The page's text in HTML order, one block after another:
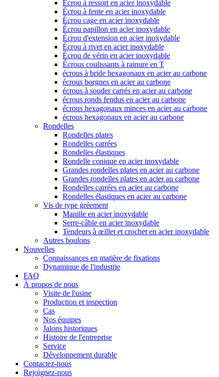
Écrou à ressort en acier inoxydable
Écrou à fente en acier inoxydable
Écrou cage en acier inoxydable
Écrou papillon en acier inoxydable
Écrou d'extension en acier inoxydable
Écrou à rivet en acier inoxydable
Écrou de vérin en acier inoxydable
Écrous coulissants à rainure en T
écrous à bride hexagonaux en acier au carbone
écrous borgnes en acier au carbone
écrous à souder carrés en acier au carbone
écrous ronds fendus en acier au carbone
écrous hexagonaux minces en acier au carbone
écrous hexagonaux en acier au carbone
Rondelles
Rondelles plates
Rondelles carrées
Rondelles élastiques
Rondelle conique en acier inoxydable
Grandes rondelles plates en acier au carbone
Grandes rondelles plates en acier au carbone
Rondelles carrées en acier au carbone
Rondelles élastiques en acier au carbone
Vis de type gréement
Manille en acier inoxydable
Serre-câble en acier inoxydable
Tendeurs à œillet et crochet en acier inoxydable
Autres boulons
Nouvelles
Connaissances en matière de fixations
Dynamique de l'industrie
FAQ
À propos de nous
Visite de l'usine
Production et inspection
Cas
Nos équipes
Jalons historiques
Histoire de l'entreprise
Service
Développement durable
Contactez-nous
Rejoignez-nous